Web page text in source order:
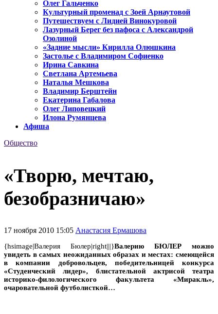
Олег Гальченко
Культурный променад с Зоей Арнаутовой
Путешествуем с Лидией Винокуровой
Лазурный Берег без пафоса с Александрой
Озолиной
«Задние мысли» Кирилла Олюшкина
Застолье с Владимиром Софиенко
Ирина Савкина
Светлана Артемьева
Наталья Мешкова
Владимир Берштейн
Екатерина Габалова
Олег Липовецкий
Илона Румянцева
Афиша
Общество
«Творю, мечтаю,
безобразничаю»
17 ноября 2010 15:05 Анастасия Ермашова
{hsimage|Валерия Бюлер|right|||}Валерию БЮЛЕР можно
увидеть в самых неожиданных образах и местах: смеющейся
в компании добровольцев, победительницей конкурса
«Студенческий лидер», блистательной актрисой театра
историко-филологического факультета «Миракль»,
очаровательной футболисткой…